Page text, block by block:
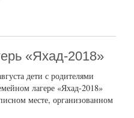
«Яхад-2018»
дети с родителями
лагере «Яхад-2018»
месте, организованном